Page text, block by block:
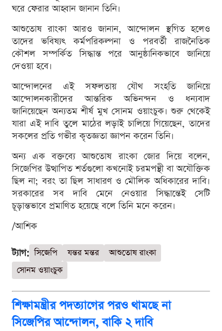
ঘরে ফেরার আহ্বান জানান তিনি।
আশুতোষ রাংকা আরও জানান, আন্দোলন স্থগিত হলেও
তাদের ভবিষ্যৎ কর্মপরিকল্পনা ও পরবর্তী রাজনৈতিক
কৌশল সম্পর্কিত সিদ্ধান্ত পরে আনুষ্ঠানিকভাবে জানিয়ে
দেওয়া হবে।
আন্দোলনের এই সফলতায় যৌথ সংহতি জানিয়ে
আন্দোলনকারীদের আন্তরিক অভিনন্দন ও ধন্যবাদ
জানিয়েছেন অন্যতম শীর্ষ মুখ সোনম ওয়াংচুক। শুরু থেকেই
যারা এই দাবি তুলে মাঠের লড়াই চালিয়ে গিয়েছেন, তাদের
সকলের প্রতি গভীর কৃতজ্ঞতা জ্ঞাপন করেন তিনি।
অন্য এক বক্তব্যে আশুতোষ রাংকা জোর দিয়ে বলেন,
সিজেপির উত্থাপিত শর্তগুলো কখনোই চরমপন্থী বা অযৌক্তিক
ছিল না; বরং তা ছিল সাধারণ ও মৌলিক অধিকারের দাবি।
সরকারের সব দাবি মেনে নেওয়ার সিদ্ধান্তেই সেটি
চূড়ান্তভাবে প্রমাণিত হয়েছে বলে তিনি মনে করেন।
/আশিক
ট্যাগ: সিজেপি যন্তর মন্তর
আশুতোষ রাংকা
সোনম ওয়াংচুক
শিক্ষামন্ত্রীর পদত্যাগের পরও থামছে না
সিজেপির আন্দোলন, বাকি ২ দাবি